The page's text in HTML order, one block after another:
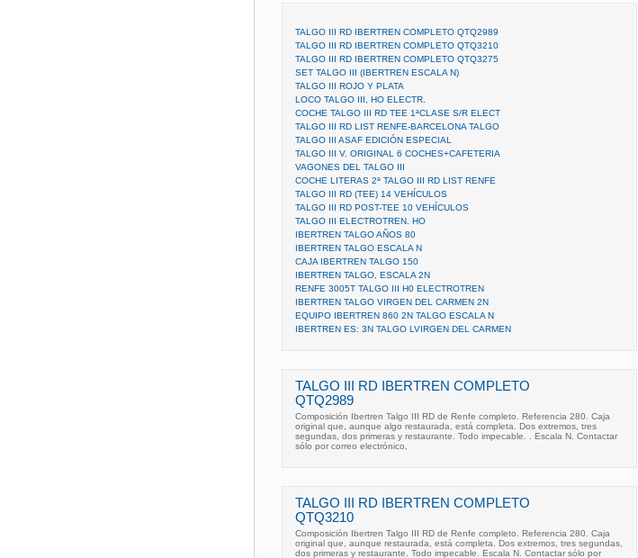
TALGO III RD IBERTREN COMPLETO QTQ2989
TALGO III RD IBERTREN COMPLETO QTQ3210
TALGO III RD IBERTREN COMPLETO QTQ3275
SET TALGO III (IBERTREN ESCALA N)
TALGO III ROJO Y PLATA
LOCO TALGO III, HO ELECTR.
COCHE TALGO III RD TEE 1ªCLASE S/R ELECT
TALGO III RD LIST RENFE-BARCELONA TALGO
TALGO III ASAF EDICIÓN ESPECIAL
TALGO III V. ORIGINAL 6 COCHES+CAFETERIA
VAGONES DEL TALGO III
COCHE LITERAS 2ª TALGO III RD LIST RENFE
TALGO III RD (TEE) 14 VEHÍCULOS
TALGO III RD POST-TEE 10 VEHÍCULOS
TALGO III ELECTROTREN. HO
IBERTREN TALGO AÑOS 80
IBERTREN TALGO ESCALA N
CAJA IBERTREN TALGO 150
IBERTREN TALGO, ESCALA 2N
RENFE 3005T TALGO III H0 ELECTROTREN
IBERTREN TALGO VIRGEN DEL CARMEN 2N
EQUIPO IBERTREN 860 2N TALGO ESCALA N
IBERTREN ES: 3N TALGO LVIRGEN DEL CARMEN
TALGO III RD IBERTREN COMPLETO
QTQ2989
Composición Ibertren Talgo III RD de Renfe completo. Referencia 280. Caja
original que, aunque algo restaurada, está completa. Dos extremos, tres
segundas, dos primeras y restaurante. Todo impecable. . Escala N. Contactar
sólo por correo electrónico,
TALGO III RD IBERTREN COMPLETO
QTQ3210
Composición Ibertren Talgo III RD de Renfe completo. Referencia 280. Caja
original que, aunque restaurada, está completa. Dos extremos, tres segundas,
dos primeras y restaurante. Todo impecable. Escala N. Contactar sólo por